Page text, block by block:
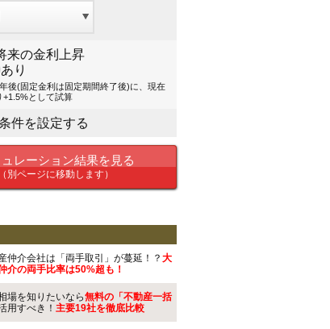
来の金利上昇
あり
後(固定金利は固定期間終了後)に、現在
+1.5%として試算
件を設定する
レーション結果を見る
（別ページに移動します）
仲介会社は「両手取引」が蔓延！？ 大
介の両手比率は50%超も！
場を知りたいなら無料の「不動産一括
用すべき！ 主要19社を徹底比較